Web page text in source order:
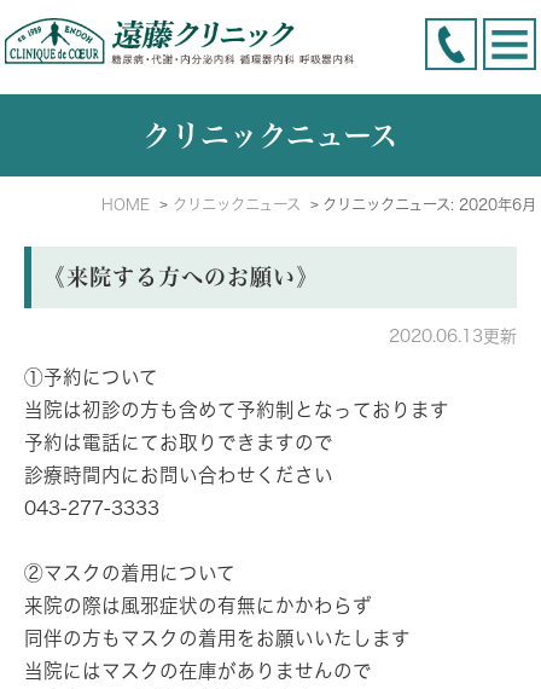
クリニックニュース
HOME クリニックニュース クリニックニュース: 2020年6月
《来院する方へのお願い》
2020.06.13更新
①予約について
当院は初診の方も含めて予約制となっております
予約は電話にてお取りできますので
診療時間内にお問い合わせください
043-277-3333
②マスクの着用について
来院の際は風邪症状の有無にかかわらず
同伴の方もマスクの着用をお願いいたします
当院にはマスクの在庫がありませんので